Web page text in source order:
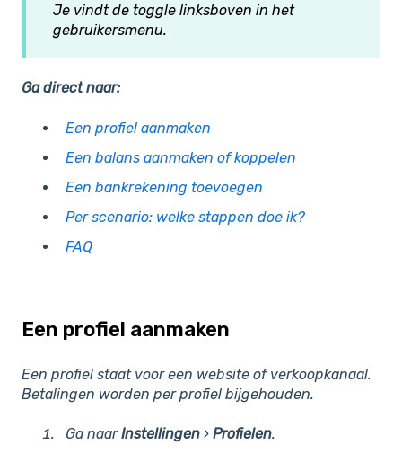
Je vindt de toggle linksboven in het
gebruikersmenu.
Ga direct naar:
Een profiel aanmaken
Een balans aanmaken of koppelen
Een bankrekening toevoegen
Per scenario: welke stappen doe ik?
FAQ
Een profiel aanmaken
Een profiel staat voor een website of verkoopkanaal.
Betalingen worden per profiel bijgehouden.
Ga naarInstellingen › Profielen.